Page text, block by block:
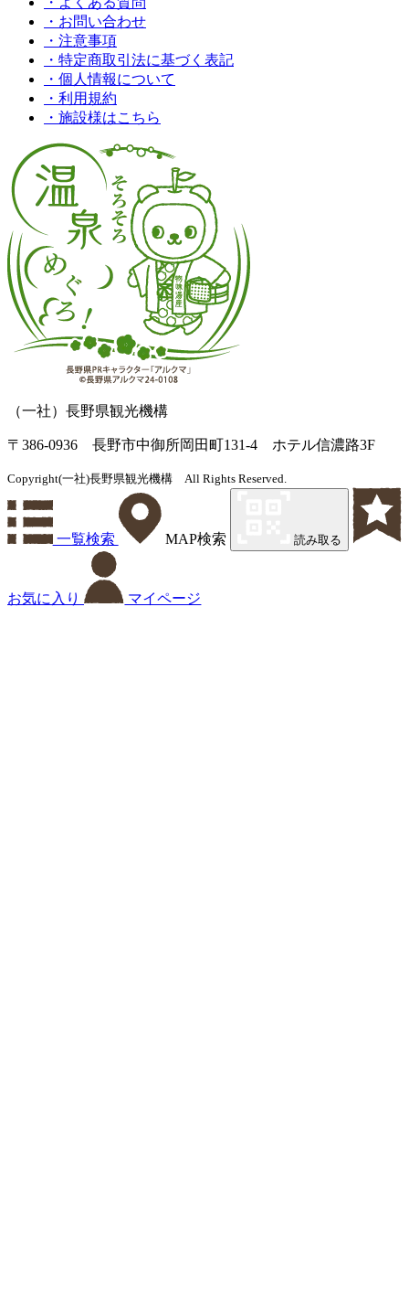
・お問い合わせ
・注意事項
・特定商取引法に基づく表記
・個人情報について
・利用規約
・施設様はこちら
（一社）長野県観光機構
〒386-0936 長野市中御所岡田町131-4 ホテル信濃路3F
Copyright(一社)長野県観光機構 All Rights Reserved.
一覧検索 MAP検索 読み取る
お気に入り マイページ